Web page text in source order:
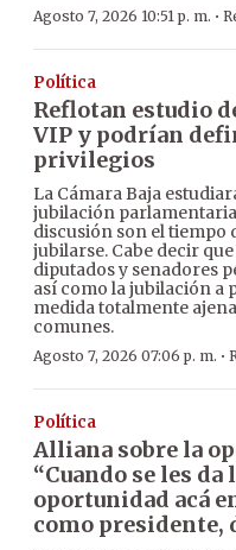
Agosto 7, 2026 10:51 p. m. ·
Política
Reflotan estudio
VIP y podrían
privilegios
La Cámara Baja
jubilación
discusión son el tiempo
jubilarse. Cabe decir
diputados y senadores
así como la jubilación a
medida totalmente
comunes.
Agosto 7, 2026 07:06 p. m. ·
Política
Alliana sobre la
“Cuando se les da
oportunidad acá
como presidente,